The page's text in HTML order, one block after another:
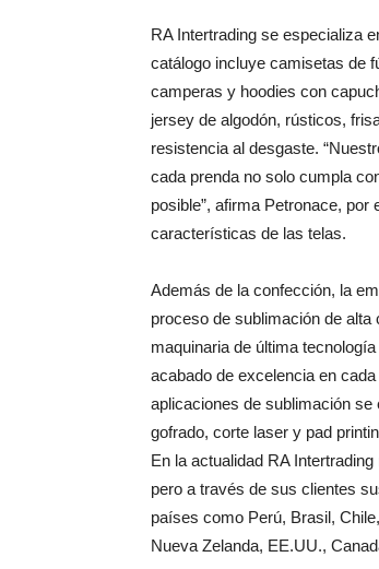
RA Intertrading se especializa
catálogo incluye camisetas de
camperas y hoodies con
jersey de algodón, rústicos,
resistencia al desgaste.
cada prenda no solo cumpla
posible”, afirma Petronace,
características de las telas.
Además de la confección, la
proceso de sublimación de alta
maquinaria de última
acabado de excelencia en
aplicaciones de sublimación se
gofrado, corte laser y pad
En la actualidad RA
pero a través de sus clientes
países como Perú, Brasil,
Nueva Zelanda, EE.UU.,